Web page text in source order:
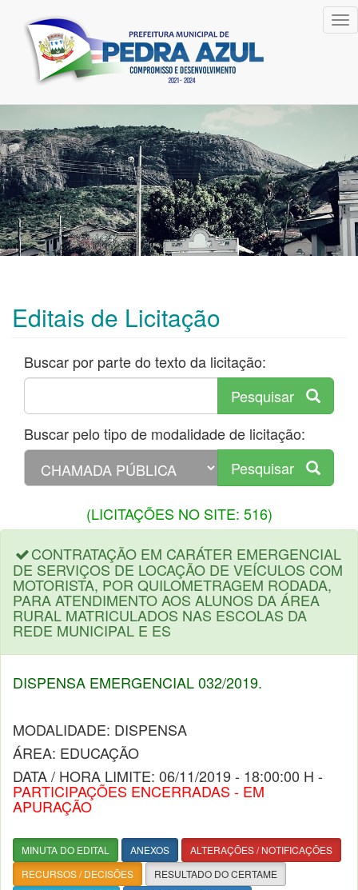
Editais de Licitação
Buscar por parte do texto da licitação:
Pesquisar
Buscar pelo tipo de modalidade de licitação:
Pesquisar
(LICITAÇÕES NO SITE: 516)
CONTRATAÇÃO EM CARÁTER EMERGENCIAL
DE SERVIÇOS DE LOCAÇÃO DE VEÍCULOS COM
MOTORISTA, POR QUILOMETRAGEM RODADA,
PARA ATENDIMENTO AOS ALUNOS DA ÁREA
RURAL MATRICULADOS NAS ESCOLAS DA
REDE MUNICIPAL E ES
DISPENSA EMERGENCIAL 032/2019.
MODALIDADE: DISPENSA
ÁREA: EDUCAÇÃO
DATA / HORA LIMITE: 06/11/2019 - 18:00:00 H -
PARTICIPAÇÕES ENCERRADAS - EM
APURAÇÃO
MINUTA DO EDITAL ANEXOS
ALTERAÇÕES / NOTIFICAÇÕES
RECURSOS / DECISÕES
RESULTADO DO CERTAME